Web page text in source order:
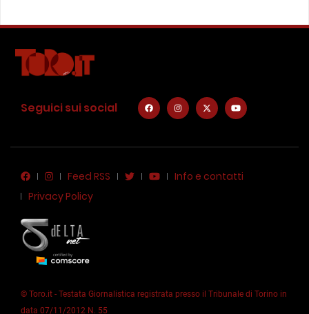
Seguici sui social
Feed RSS
Info e contatti
Privacy Policy
© Toro.it - Testata Giornalistica registrata presso il Tribunale di Torino in
data 07/11/2012 N. 55